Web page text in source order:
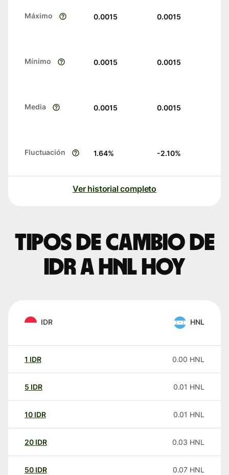
Máximo 0.0015 0.0015
Mínimo 0.0015 0.0015
Media 0.0015 0.0015
Fluctuación 1.64% -2.10%
Ver historial completo
Tipos de cambio de
IDR a HNL hoy
IDR HNL
1 IDR 0.00 HNL
5 IDR 0.01 HNL
10 IDR 0.01 HNL
20 IDR 0.03 HNL
50 IDR 0.07 HNL